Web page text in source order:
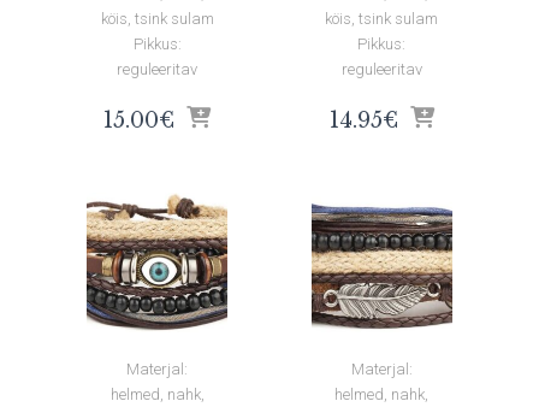
köis, tsink sulam
Pikkus:
reguleeritav
15.00€
köis, tsink sulam
Pikkus:
reguleeritav
14.95€
Materjal:
helmed, nahk,
Materjal:
helmed, nahk,